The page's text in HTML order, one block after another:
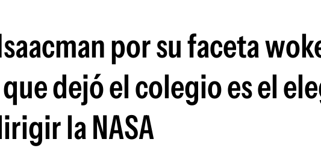
por su faceta
dejó el colegio es el
la NASA